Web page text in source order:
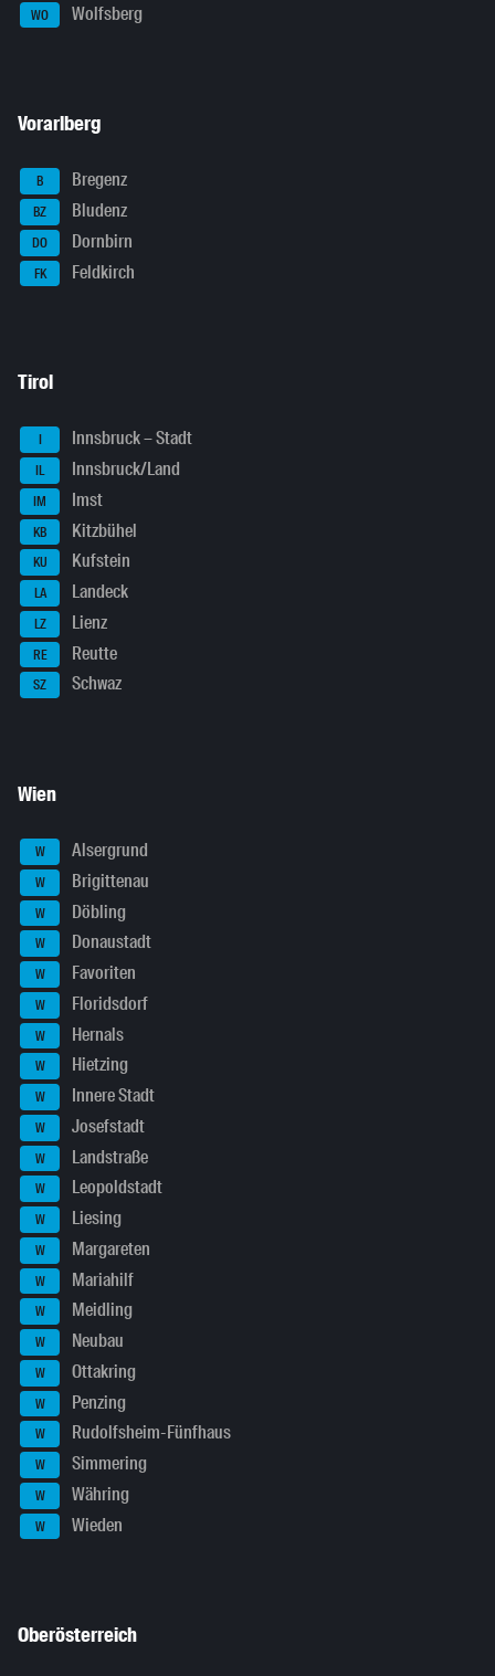
WO Wolfsberg
Vorarlberg
B Bregenz
BZ Bludenz
DO Dornbirn
FK Feldkirch
Tirol
I Innsbruck – Stadt
IL Innsbruck/Land
IM Imst
KB Kitzbühel
KU Kufstein
LA Landeck
LZ Lienz
RE Reutte
SZ Schwaz
Wien
W Alsergrund
W Brigittenau
W Döbling
W Donaustadt
W Favoriten
W Floridsdorf
W Hernals
W Hietzing
W Innere Stadt
W Josefstadt
W Landstraße
W Leopoldstadt
W Liesing
W Margareten
W Mariahilf
W Meidling
W Neubau
W Ottakring
W Penzing
W Rudolfsheim-Fünfhaus
W Simmering
W Währing
W Wieden
Oberösterreich